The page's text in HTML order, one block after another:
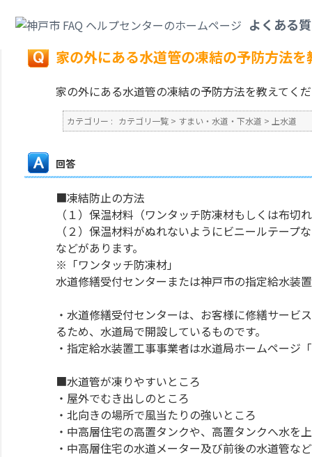
よくある
戻る
家の外にある水道管の凍結の予防方法を
家の外にある水道管の凍結の予防方法を教えてく
カテゴリー : カテゴリ一覧 > すまい・水道・下水道 > 上水道
回答
■凍結防止の方法
（１）保温材料（ワンタッチ防凍材もしくは布切
（２）保温材料がぬれないようにビニールテープ
などがあります。
※「ワンタッチ防凍材」
水道修繕受付センターまたは神戸市の指定給水装
・水道修繕受付センターは、お客様に修繕サービ
るため、水道局で開設しているものです。
・指定給水装置工事事業者は水道局ホームページ
■水道管が凍りやすいところ
・屋外でむき出しのところ
・北向きの場所で風当たりの強いところ
・中高層住宅の高置タンクや、高置タンクへ水を
・中高層住宅の水道メーター及び前後の水道管な